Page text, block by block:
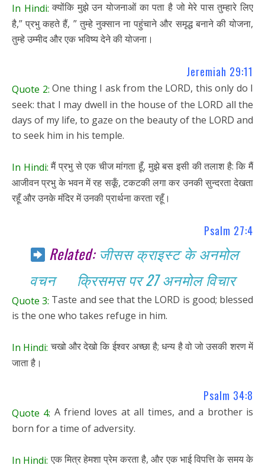
In Hindi: क्योंकि मुझे उन योजनाओं का पता है जो मेरे पास तुम्हारे लिए
है,” प्रभु कहते हैं, ” तुम्हे नुक्सान ना पहुंचाने और समृद्ध बनाने की योजना,
तुम्हे उम्मीद और एक भविष्य देने की योजना।
Jeremiah 29:11
Quote 2: One thing I ask from the LORD, this only do I
seek: that I may dwell in the house of the LORD all the
days of my life, to gaze on the beauty of the LORD and
to seek him in his temple.
In Hindi:मैं प्रभु से एक चीज मांगता हूँ, मुझे बस इसी की तलाश है: कि मैं
आजीवन प्रभु के भवन में रह सकूँ, टकटकी लगा कर उनकी सुन्दरता देखता
रहूँ और उनके मंदिर में उनकी प्रार्थना करता रहूँ।
Psalm 27:4
Related: जीसस क्राइस्ट के अनमोल
वचन
क्रिसमस पर 27 अनमोल विचार
Quote 3: Taste and see that the LORD is good; blessed
is the one who takes refuge in him.
In Hindi: चखो और देखो कि ईश्वर अच्छा है; धन्य है वो जो उसकी शरण में
जाता है।
Psalm 34:8
Quote 4: A friend loves at all times, and a brother is
born for a time of adversity.
In Hindi: एक मित्र हेमशा प्रेम करता है, और एक भाई विपत्ति के समय के